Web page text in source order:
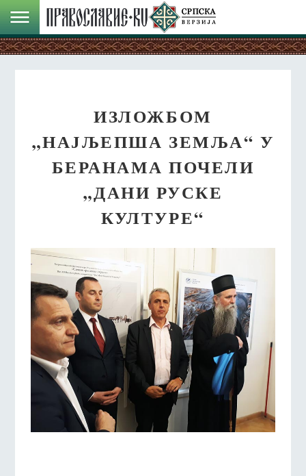
ИЗЛОЖБОМ
„НАЈЉЕПША ЗЕМЉА“ У
БЕРАНАМА ПОЧЕЛИ
„ДАНИ РУСКЕ
КУЛТУРЕ“